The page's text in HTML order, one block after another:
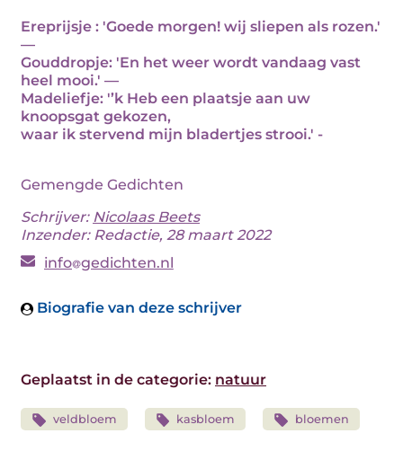
Ereprijsje : 'Goede morgen! wij sliepen als rozen.'
—
Gouddropje: 'En het weer wordt vandaag vast
heel mooi.' —
Madeliefje: '’k Heb een plaatsje aan uw
knoopsgat gekozen,
waar ik stervend mijn bladertjes strooi.' -
Gemengde Gedichten
Schrijver: Nicolaas Beets
Inzender: Redactie, 28 maart 2022
info gedichten.nl
Biografie van deze schrijver
Geplaatst in de categorie: natuur
veldbloem kasbloem bloemen